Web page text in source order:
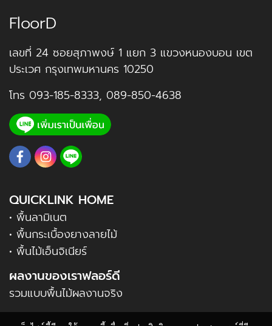
FloorD
เลขที่ 24 ซอยสุภาพงษ์ 1 แยก 3 แขวงหนองบอน เขต
ประเวศ กรุงเทพมหานคร 10250
โทร 093-185-8333, 089-850-4638
QUICKLINK HOME
• พื้นลามิเนต
• พื้นกระเบื้องยางลายไม้
• พื้นไม้เอ็นจิเนียร์
ผลงานของเราฟลอร์ดี
รวมแบบพื้นไม้ผลงานจริง